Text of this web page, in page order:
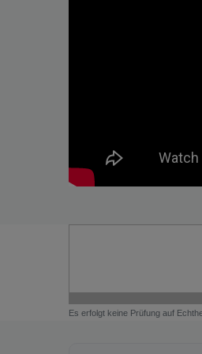
Es erfolgt keine Prüfung auf